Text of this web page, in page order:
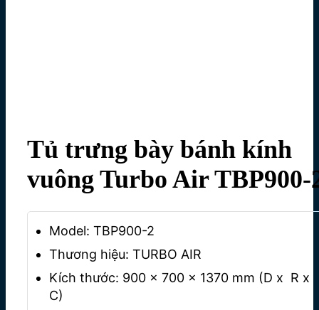
Tủ trưng bày bánh kính
vuông Turbo Air TBP900-
Model: TBP900-2
Thương hiệu: TURBO AIR
Kích thước: 900 x 700 x 1370 mm (D x R x
C)